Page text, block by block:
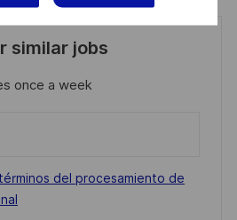
similar jobs
once a week
del procesamiento de